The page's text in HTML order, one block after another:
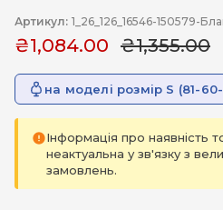
Артикул: 1_26_126_16546-150579-
₴1,084.00 ₴1,355.00
на моделі розмір S (81-
Інформація про наявність
неактуальна у зв'язку з
замовлень.